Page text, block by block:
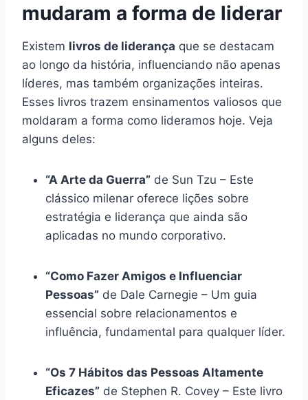
mudaram a forma de liderar
Existem livros de liderança que se destacam
ao longo da história, influenciando não apenas
líderes, mas também organizações inteiras.
Esses livros trazem ensinamentos valiosos que
moldaram a forma como lideramos hoje. Veja
alguns deles:
“A Arte da Guerra” de Sun Tzu – Este
clássico milenar oferece lições sobre
estratégia e liderança que ainda são
aplicadas no mundo corporativo.
“Como Fazer Amigos e Influenciar
Pessoas” de Dale Carnegie – Um guia
essencial sobre relacionamentos e
influência, fundamental para qualquer líder.
“Os 7 Hábitos das Pessoas Altamente
Eficazes” de Stephen R. Covey – Este livro